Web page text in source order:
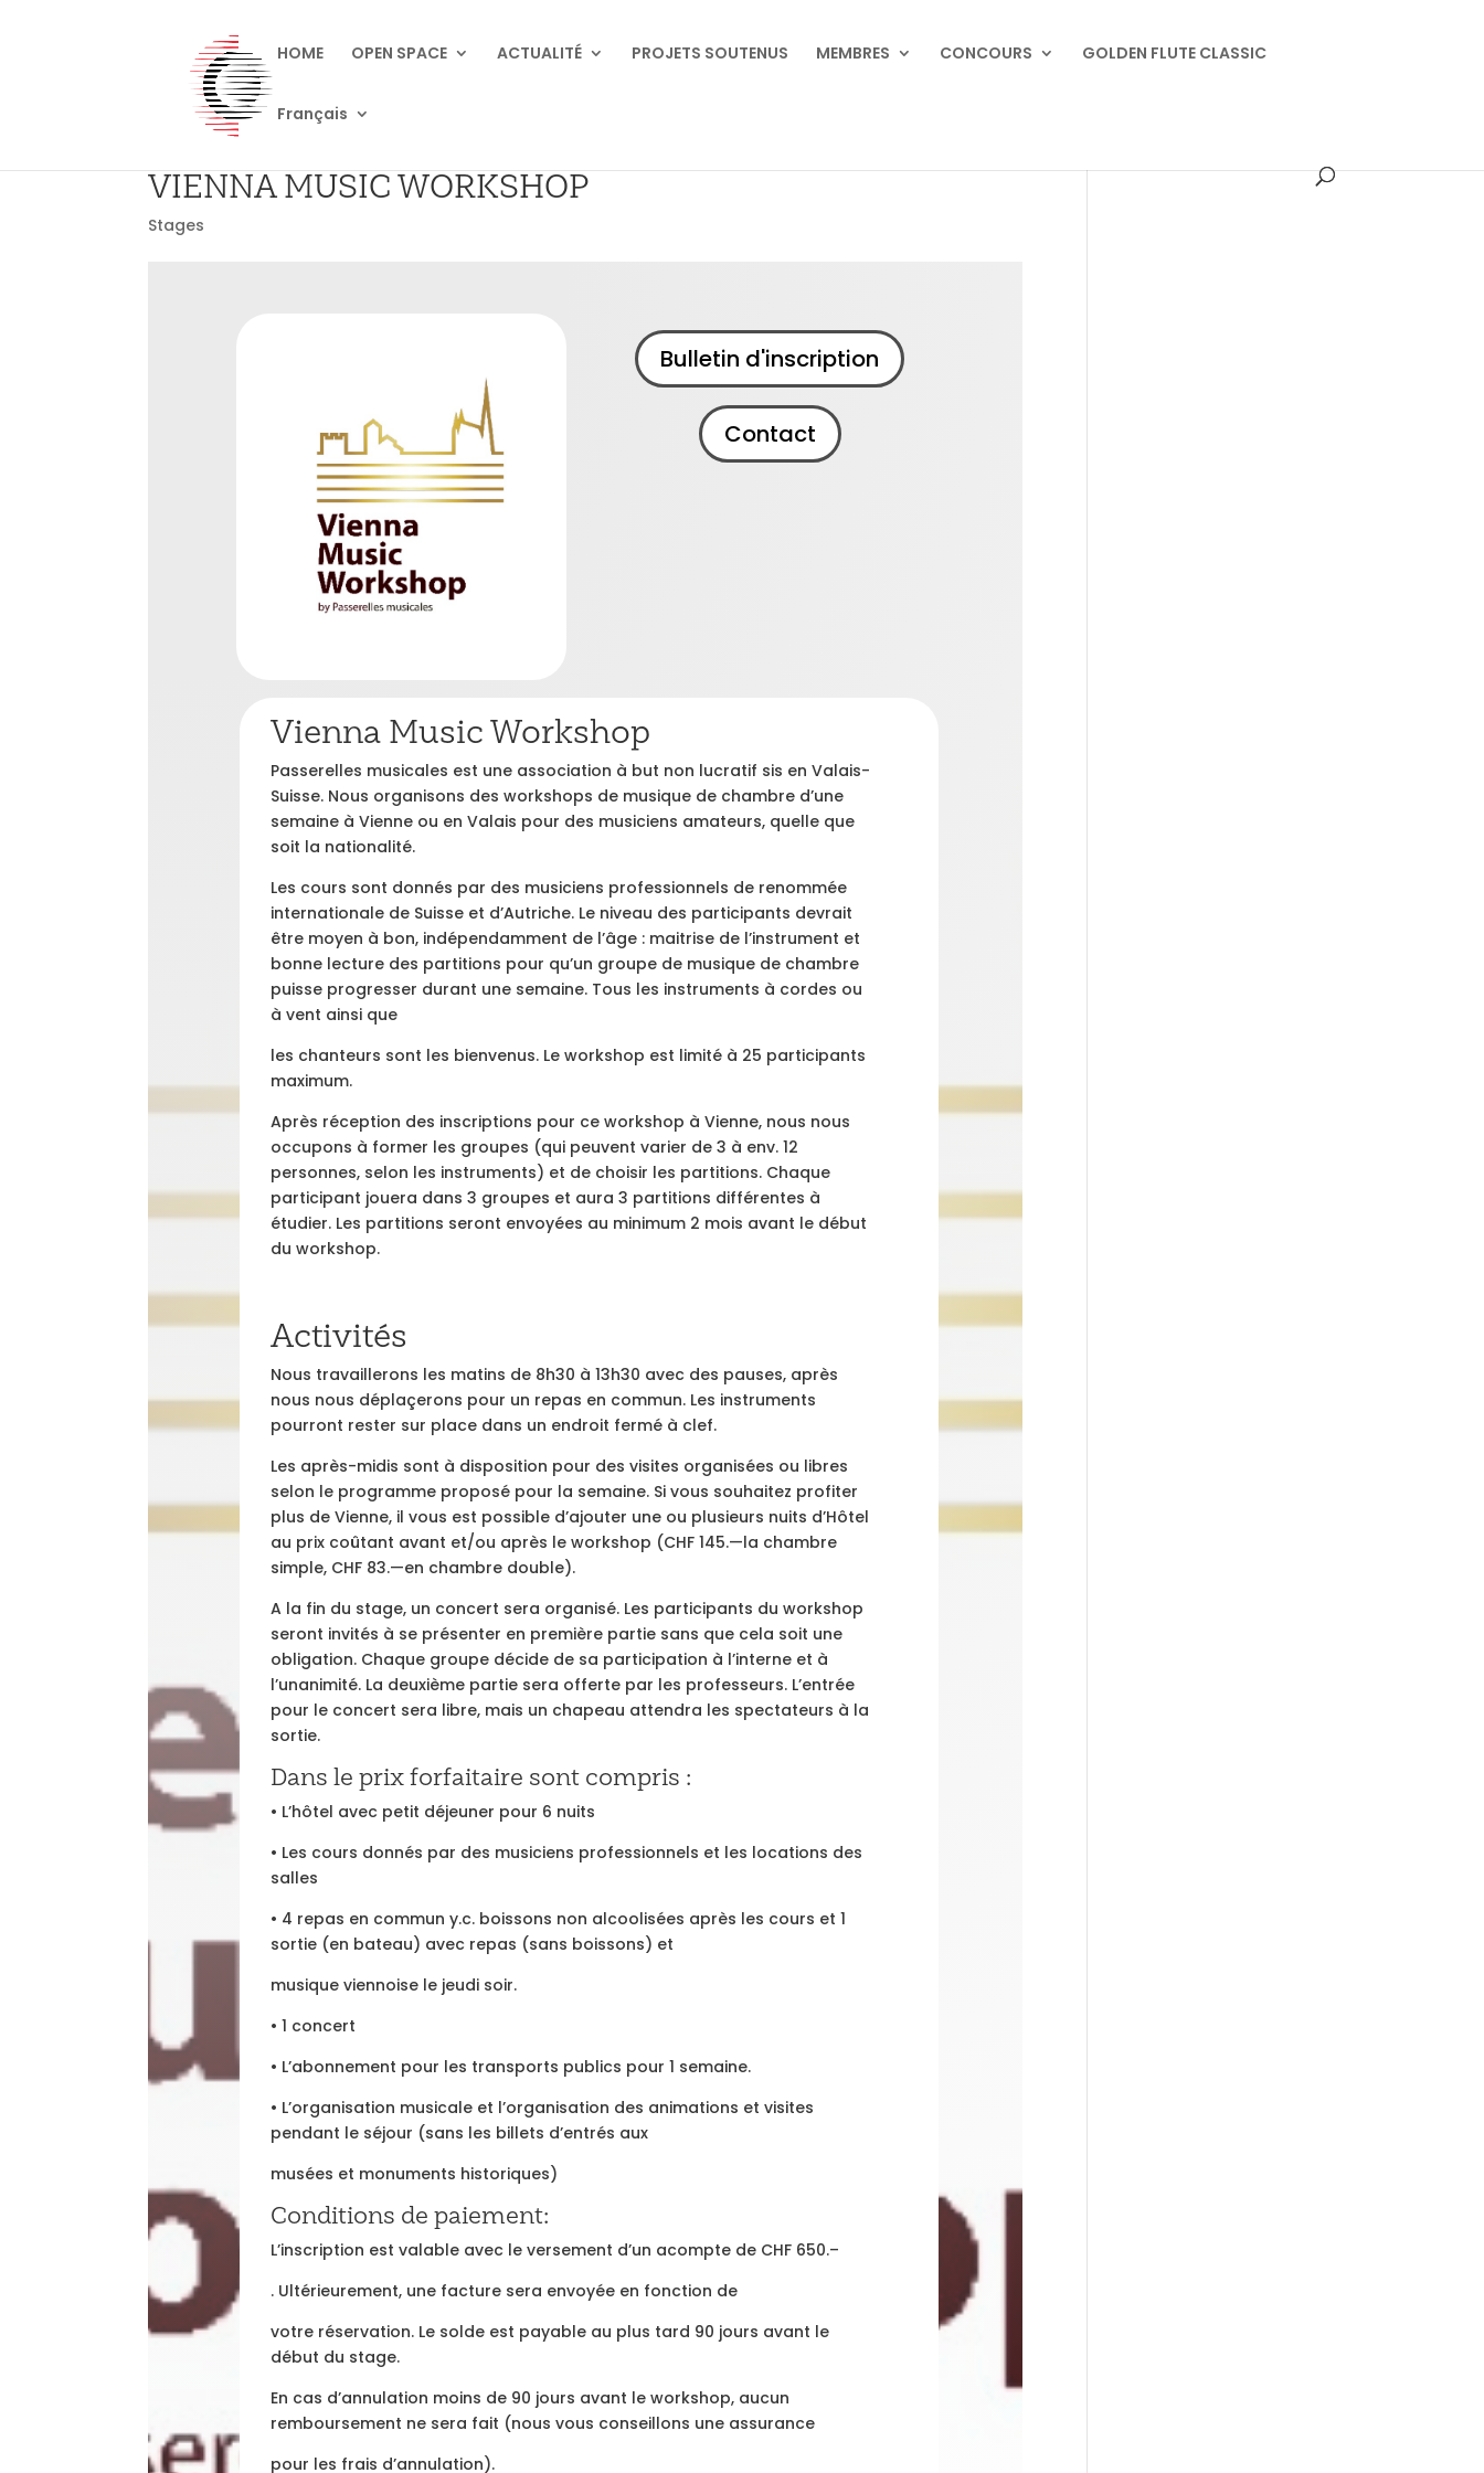
HOME OPEN SPACE ACTUALITÉ PROJETS SOUTENUS MEMBRES CONCOURS GOLDEN FLUTE CLASSIC
Français
VIENNA MUSIC WORKSHOP
Stages
Bulletin d'inscription
Contact
Vienna Music Workshop
Passerelles musicales est une association à but non lucratif sis en Valais-
Suisse. Nous organisons des workshops de musique de chambre d’une
semaine à Vienne ou en Valais pour des musiciens amateurs, quelle que
soit la nationalité.
Les cours sont donnés par des musiciens professionnels de renommée
internationale de Suisse et d’Autriche. Le niveau des participants devrait
être moyen à bon, indépendamment de l’âge : maitrise de l’instrument et
bonne lecture des partitions pour qu’un groupe de musique de chambre
puisse progresser durant une semaine. Tous les instruments à cordes ou
à vent ainsi que
les chanteurs sont les bienvenus. Le workshop est limité à 25 participants
maximum.
Après réception des inscriptions pour ce workshop à Vienne, nous nous
occupons à former les groupes (qui peuvent varier de 3 à env. 12
personnes, selon les instruments) et de choisir les partitions. Chaque
participant jouera dans 3 groupes et aura 3 partitions différentes à
étudier. Les partitions seront envoyées au minimum 2 mois avant le début
du workshop.
Activités
Nous travaillerons les matins de 8h30 à 13h30 avec des pauses, après
nous nous déplaçerons pour un repas en commun. Les instruments
pourront rester sur place dans un endroit fermé à clef.
Les après-midis sont à disposition pour des visites organisées ou libres
selon le programme proposé pour la semaine. Si vous souhaitez profiter
plus de Vienne, il vous est possible d’ajouter une ou plusieurs nuits d’Hôtel
au prix coûtant avant et/ou après le workshop (CHF 145.—la chambre
simple, CHF 83.—en chambre double).
A la fin du stage, un concert sera organisé. Les participants du workshop
seront invités à se présenter en première partie sans que cela soit une
obligation. Chaque groupe décide de sa participation à l’interne et à
l’unanimité. La deuxième partie sera offerte par les professeurs. L’entrée
pour le concert sera libre, mais un chapeau attendra les spectateurs à la
sortie.
Dans le prix forfaitaire sont compris :
• L’hôtel avec petit déjeuner pour 6 nuits
• Les cours donnés par des musiciens professionnels et les locations des
salles
• 4 repas en commun y.c. boissons non alcoolisées après les cours et 1
sortie (en bateau) avec repas (sans boissons) et
musique viennoise le jeudi soir.
• 1 concert
• L’abonnement pour les transports publics pour 1 semaine.
• L’organisation musicale et l’organisation des animations et visites
pendant le séjour (sans les billets d’entrés aux
musées et monuments historiques)
Conditions de paiement:
L’inscription est valable avec le versement d’un acompte de CHF 650.–
. Ultérieurement, une facture sera envoyée en fonction de
votre réservation. Le solde est payable au plus tard 90 jours avant le
début du stage.
En cas d’annulation moins de 90 jours avant le workshop, aucun
remboursement ne sera fait (nous vous conseillons une assurance
pour les frais d’annulation).